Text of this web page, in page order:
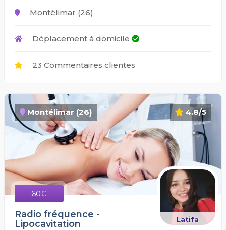
Montélimar (26)
Déplacement à domicile
23 Commentaires clientes
4.8/5
Montélimar (26)
60€
Latifa
Radio fréquence -
Lipocavitation